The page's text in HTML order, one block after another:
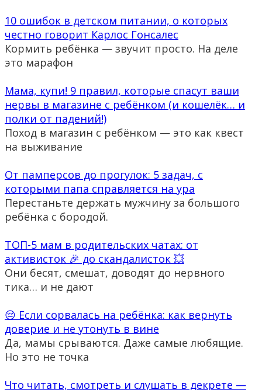
10 ошибок в детском питании, о которых
честно говорит Карлос Гонсалес
Кормить ребёнка — звучит просто. На деле
это марафон
Мама, купи! 9 правил, которые спасут ваши
нервы в магазине с ребёнком (и кошелёк… и
полки от падений!)
Поход в магазин с ребёнком — это как квест
на выживание
От памперсов до прогулок: 5 задач, с
которыми папа справляется на ура
Перестаньте держать мужчину за большого
ребёнка с бородой.
ТОП-5 мам в родительских чатах: от
активисток 🎉 до скандалисток 💥
Они бесят, смешат, доводят до нервного
тика… и не дают
😔 Если сорвалась на ребёнка: как вернуть
доверие и не утонуть в вине
Да, мамы срываются. Даже самые любящие.
Но это не точка
Что читать, смотреть и слушать в декрете —